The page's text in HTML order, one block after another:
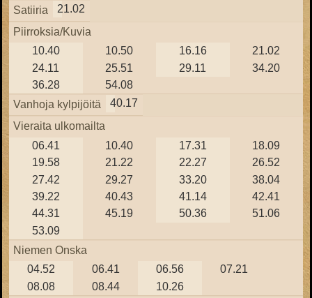
Satiiria
21.02
Piirroksia/Kuvia
10.40
10.50 16.16
21.02
24.11
25.51 29.11
34.20
36.28
54.08
Vanhoja kylpijöitä
40.17
Vieraita ulkomailta
06.41
10.40 17.31
18.09
19.58
21.22 22.27
26.52
27.42
29.27 33.20
38.04
39.22
40.43 41.14
42.41
44.31
45.19 50.36
51.06
53.09
Niemen Onska
04.52
06.41 06.56
07.21
08.08
08.44 10.26